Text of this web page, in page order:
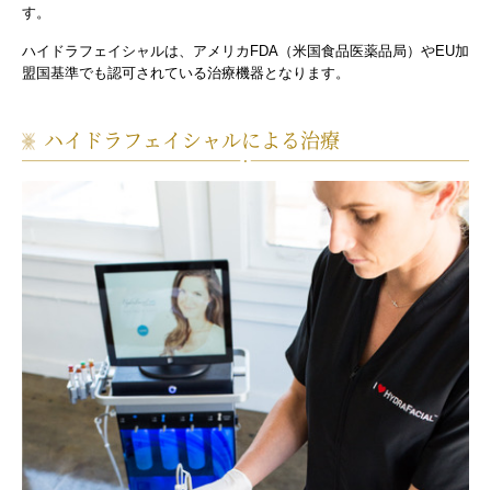
す。
ハイドラフェイシャルは、アメリカFDA（米国食品医薬品局）やEU加
盟国基準でも認可されている治療機器となります。
ハイドラフェイシャルによる治療